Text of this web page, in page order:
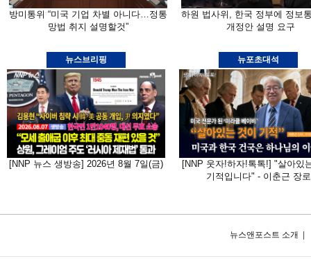
방미통위 “미국 기업 차별 아니다…정통
망법 취지 설명할것”
하원 법사위, 한국 정부에 정보
개정안 설명 요구
뉴스브리핑
[NNP 뉴스 생방송] 2026년 8월 7일(금)
뉴포초대석
[NNP 웃자!하자!톡톡!] "살아있
기적입니다" - 이춘근 장로
뉴스앤포스트 소개